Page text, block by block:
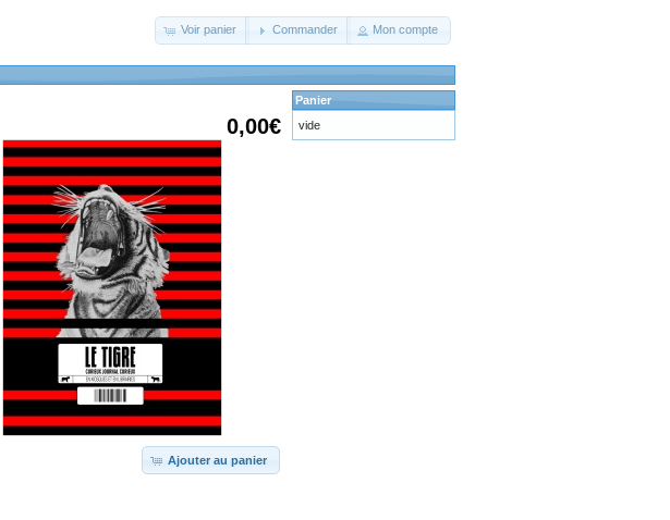
Voir panier Commander Mon compte
0,00€
Ajouter au panier
Panier
vide